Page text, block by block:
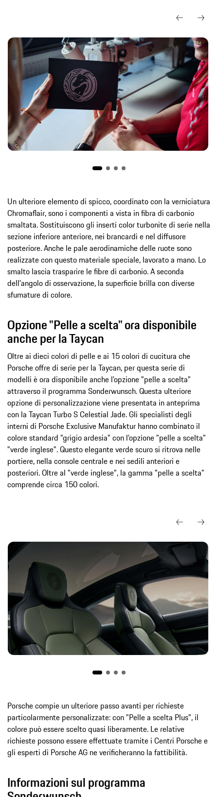
Un ulteriore elemento di spicco, coordinato con la verniciatura
Chromaflair, sono i componenti a vista in fibra di carbonio
smaltata. Sostituiscono gli inserti color turbonite di serie nella
sezione inferiore anteriore, nei brancardi e nel diffusore
posteriore. Anche le pale aerodinamiche delle ruote sono
realizzate con questo materiale speciale, lavorato a mano. Lo
smalto lascia trasparire le fibre di carbonio. A seconda
dell'angolo di osservazione, la superficie brilla con diverse
sfumature di colore.
Opzione "Pelle a scelta" ora disponibile
anche per la Taycan
Oltre ai dieci colori di pelle e ai 15 colori di cucitura che
Porsche offre di serie per la Taycan, per questa serie di
modelli è ora disponibile anche l'opzione "pelle a scelta"
attraverso il programma Sonderwunsch. Questa ulteriore
opzione di personalizzazione viene presentata in anteprima
con la Taycan Turbo S Celestial Jade. Gli specialisti degli
interni di Porsche Exclusive Manufaktur hanno combinato il
colore standard "grigio ardesia" con l'opzione "pelle a scelta"
"verde inglese". Questo elegante verde scuro si ritrova nelle
portiere, nella console centrale e nei sedili anteriori e
posteriori. Oltre al "verde inglese", la gamma "pelle a scelta"
comprende circa 150 colori.
Porsche compie un ulteriore passo avanti per richieste
particolarmente personalizzate: con "Pelle a scelta Plus", il
colore può essere scelto quasi liberamente. Le relative
richieste possono essere effettuate tramite i Centri Porsche e
gli esperti di Porsche AG ne verificheranno la fattibilità.
Informazioni sul programma